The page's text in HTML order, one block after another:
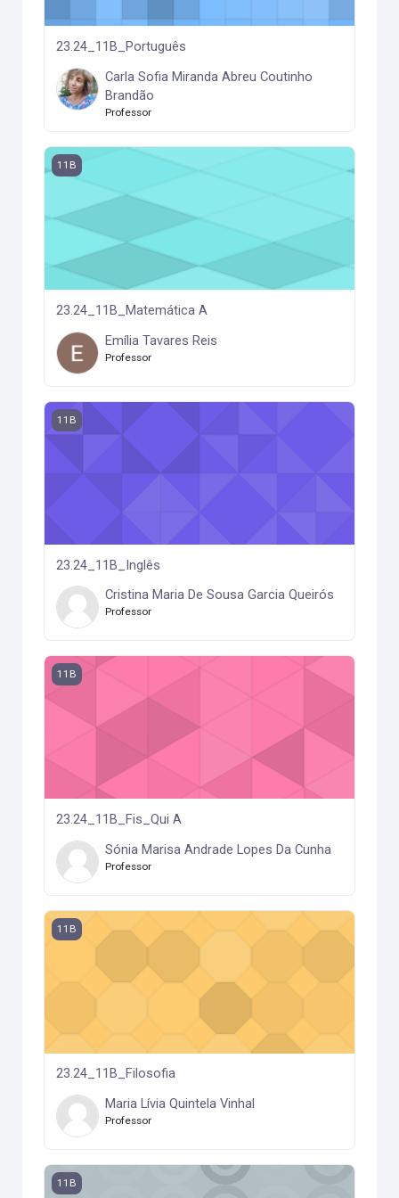
23.24_11B_Português
Carla Sofia Miranda Abreu Coutinho
Brandão
Professor
23.24_11B_Matemática A
11B
23.24_11B_Matemática A
Emília Tavares Reis
Professor
23.24_11B_Inglês
11B
23.24_11B_Inglês
Cristina Maria De Sousa Garcia Queirós
Professor
23.24_11B_Fis_Qui A
11B
23.24_11B_Fis_Qui A
Sónia Marisa Andrade Lopes Da Cunha
Professor
23.24_11B_Filosofia
11B
23.24_11B_Filosofia
Maria Lívia Quintela Vinhal
Professor
23.24_11B_EMRC
11B